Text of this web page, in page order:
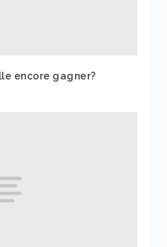
encore gagner?